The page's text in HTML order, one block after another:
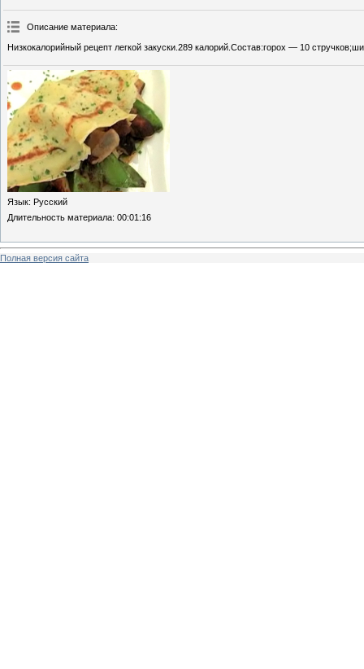
Описание материала:
Низкокалорийный рецепт легкой закуски.289 калорий.Состав:горох — 10
Язык: Русский
Длительность материала: 00:01:16
Полная версия сайта